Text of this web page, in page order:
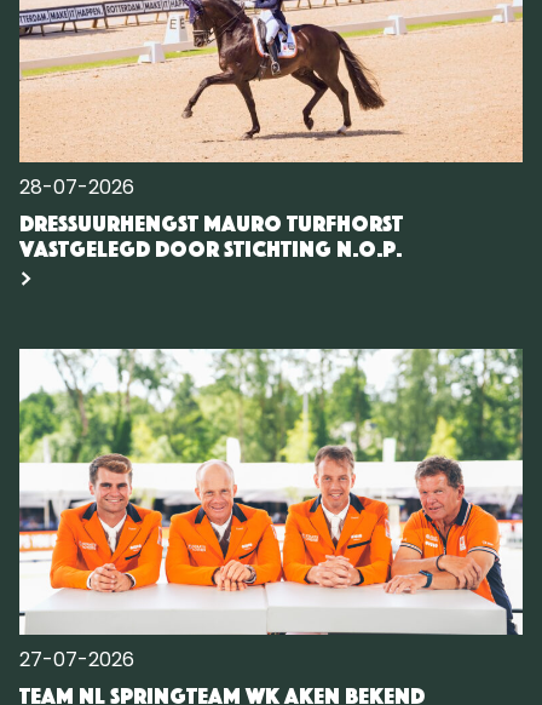
28-07-2026
Dressuurhengst Mauro Turfhorst
vastgelegd door Stichting N.O.P.
27-07-2026
Team NL springteam WK Aken bekend